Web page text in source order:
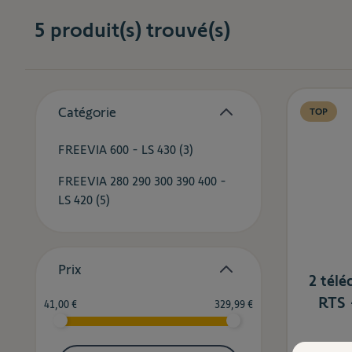
5 produit(s) trouvé(s)
Skip to product list
Catégorie
FREEVIA 600 - LS 430 (3products available
)
FREEVIA 280 290 300 390 400 -
LS 420 (5products available
)
Prix
Minimum value
41,00 € Valeur maximale
329,99 €
TOP
2